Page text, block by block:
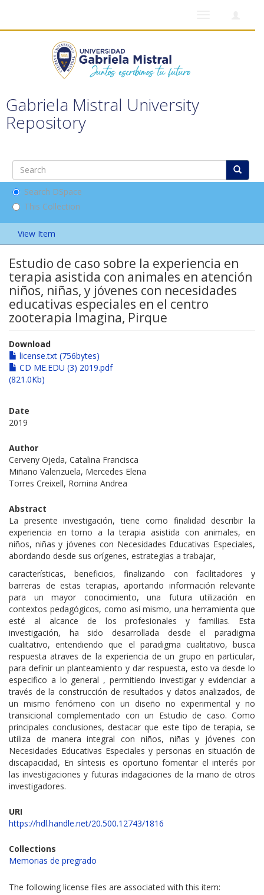
Gabriela Mistral University
Repository
Search DSpace
This Collection
View Item
Estudio de caso sobre la experiencia en
terapia asistida con animales en atención
niños, niñas, y jóvenes con necesidades
educativas especiales en el centro
zooterapia Imagina, Pirque
Download
license.txt (756bytes)
CD ME.EDU (3) 2019.pdf
(821.0Kb)
Date
2019
Author
Cerveny Ojeda, Catalina Francisca
Miñano Valenzuela, Mercedes Elena
Torres Creixell, Romina Andrea
Abstract
La presente investigación, tiene como finalidad describir la
experiencia en torno a la terapia asistida con animales, en
niños, niñas y jóvenes con Necesidades Educativas Especiales,
abordando desde sus orígenes, estrategias a trabajar,
características, beneficios, finalizando con facilitadores y
barreras de estas terapias, aportando información relevante
para un mayor conocimiento, una futura utilización en
contextos pedagógicos, como así mismo, una herramienta que
esté al alcance de los profesionales y familias. Esta
investigación, ha sido desarrollada desde el paradigma
cualitativo, entendiendo que el paradigma cualitativo, busca
respuesta atraves de la experiencia de un grupo en particular,
para definir un planteamiento y dar respuesta, esto va desde lo
especifico a lo general , permitiendo investigar y evidenciar a
través de la construcción de resultados y datos analizados, de
un mismo fenómeno con un diseño no experimental y no
transicional complementado con un Estudio de caso. Como
principales conclusiones, destacar que este tipo de terapia, se
utiliza de manera integral con niños, niñas y jóvenes con
Necesidades Educativas Especiales y personas en situación de
discapacidad, En síntesis es oportuno fomentar el interés por
las investigaciones y futuras indagaciones de la mano de otros
investigadores.
URI
https://hdl.handle.net/20.500.12743/1816
Collections
Memorias de pregrado
The following license files are associated with this item: